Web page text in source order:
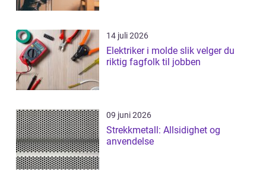
14 juli 2026
Elektriker i molde slik velger du
riktig fagfolk til jobben
09 juni 2026
Strekkmetall: Allsidighet og
anvendelse